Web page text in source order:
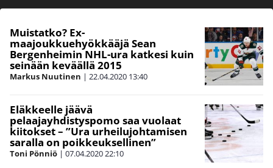
Muistatko? Ex-
maajoukkuehyökkääjä Sean
Bergenheimin NHL-ura katkesi kuin
seinään keväällä 2015
Markus Nuutinen | 22.04.2020 13:40
Eläkkeelle jäävä
pelaajayhdistyspomo saa vuolaat
kiitokset – ”Ura urheilujohtamisen
saralla on poikkeuksellinen”
Toni Pönniö | 07.04.202022:10